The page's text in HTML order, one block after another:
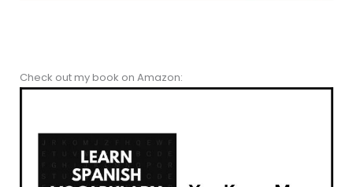
Check out my book on Amazon: